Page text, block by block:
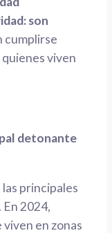
son
cumplirse
viven
detonante
principales
En 2024,
viven en zonas